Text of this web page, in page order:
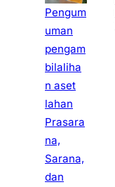
Pengum
uman
pengam
bilaliha
n aset
lahan
Prasara
na,
Sarana,
dan